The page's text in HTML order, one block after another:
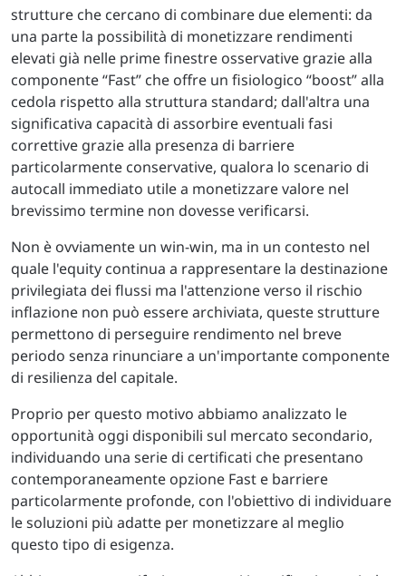
strutture che cercano di combinare due elementi: da
una parte la possibilità di monetizzare rendimenti
elevati già nelle prime finestre osservative grazie alla
componente “Fast” che offre un fisiologico “boost” alla
cedola rispetto alla struttura standard; dall'altra una
significativa capacità di assorbire eventuali fasi
correttive grazie alla presenza di barriere
particolarmente conservative, qualora lo scenario di
autocall immediato utile a monetizzare valore nel
brevissimo termine non dovesse verificarsi.
Non è ovviamente un win-win, ma in un contesto nel
quale l'equity continua a rappresentare la destinazione
privilegiata dei flussi ma l'attenzione verso il rischio
inflazione non può essere archiviata, queste strutture
permettono di perseguire rendimento nel breve
periodo senza rinunciare a un'importante componente
di resilienza del capitale.
Proprio per questo motivo abbiamo analizzato le
opportunità oggi disponibili sul mercato secondario,
individuando una serie di certificati che presentano
contemporaneamente opzione Fast e barriere
particolarmente profonde, con l'obiettivo di individuare
le soluzioni più adatte per monetizzare al meglio
questo tipo di esigenza.